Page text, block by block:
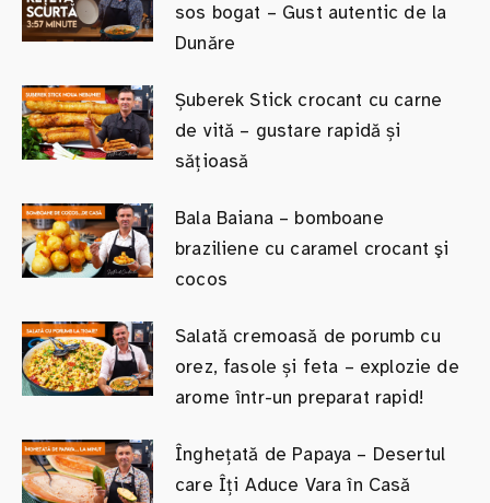
sos bogat – Gust autentic de la
Dunăre
Șuberek Stick crocant cu carne
de vită – gustare rapidă și
sățioasă
Bala Baiana – bomboane
braziliene cu caramel crocant şi
cocos
Salată cremoasă de porumb cu
orez, fasole și feta – explozie de
arome într-un preparat rapid!
Înghețată de Papaya – Desertul
care Îți Aduce Vara în Casă